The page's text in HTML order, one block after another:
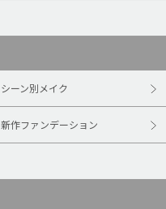
シーン別メイク
新作ファンデーション